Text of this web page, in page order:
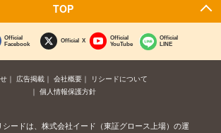
TOP
Official
Facebook
Official X
Official
YouTube
Official
LINE
広告掲載 会社概要
リシードについて
個人情報保護方針
シードは、株式会社イード（東証グロース上場）の運